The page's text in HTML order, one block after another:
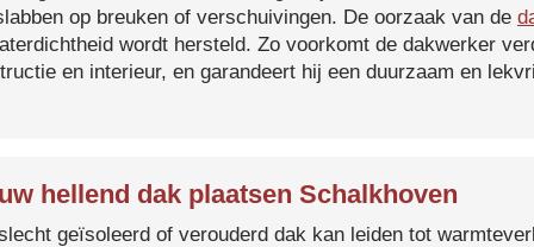
op breuken of verschuivingen. De oorzaak van de
wordt hersteld. Zo voorkomt de dakwerker
en interieur, en garandeert hij een duurzaam en
hellend dak plaatsen Schalkhoven
geïsoleerd of verouderd dak kan leiden tot